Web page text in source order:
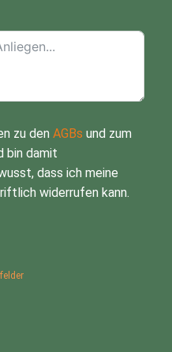
zu den AGBs und zum
bin damit
dass ich meine
widerrufen kann.